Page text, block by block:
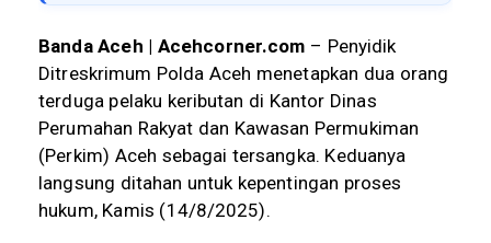
Banda Aceh | Acehcorner.com – Penyidik
Ditreskrimum Polda Aceh menetapkan dua orang
terduga pelaku keributan di Kantor Dinas
Perumahan Rakyat dan Kawasan Permukiman
(Perkim) Aceh sebagai tersangka. Keduanya
langsung ditahan untuk kepentingan proses
hukum, Kamis (14/8/2025).